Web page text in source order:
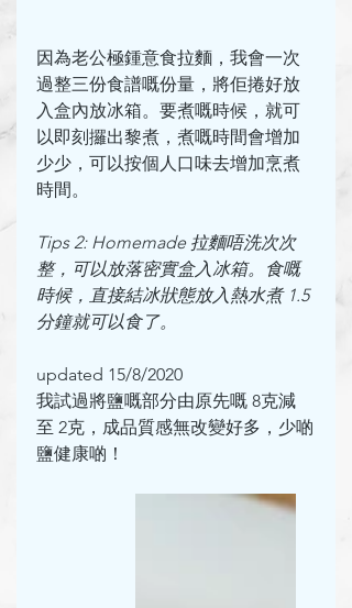
因為老公極鍾意食拉麵，我會一次
過整三份食譜嘅份量，將佢捲好放
入盒內放冰箱。要煮嘅時候，就可
以即刻攞出黎煮，煮嘅時間會增加
少少，可以按個人口味去增加烹煮
時間。
Tips 2: Homemade 拉麵唔洗次次
整，可以放落密實盒入冰箱。食嘅
時候，直接結冰狀態放入熱水煮 1.5
分鐘就可以食了。
updated 15/8/2020
我試過將鹽嘅部分由原先嘅 8克減
至 2克，成品質感無改變好多，少啲
鹽健康啲！